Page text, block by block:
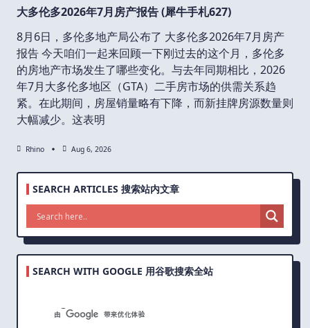
大多伦多2026年7月房产报告 (犀牛手札627)
8月6日，多伦多地产局公布了 大多伦多2026年7月房产
报告 今天咱们一起来回顾一下刚过去的这个月，多伦多
的房地产市场发生了哪些变化。与去年同期相比，2026
年7月大多伦多地区（GTA）二手房市场的供需关系趋
紧。在此期间，房屋销量略有下降，而新挂牌房源数量则
大幅减少。这表明
Rhino Aug 6, 2026
SEARCH ARTICLES 搜索站内文章
SEARCH WITH GOOGLE 用谷歌搜索全站